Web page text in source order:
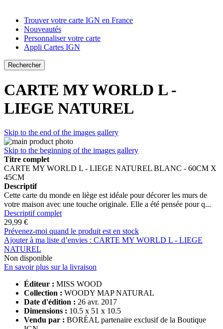
Trouver votre carte IGN en France
Nouveautés
Personnaliser votre carte
Appli Cartes IGN
Rechercher
CARTE MY WORLD L -
LIEGE NATUREL
Skip to the end of the images gallery
Skip to the beginning of the images gallery
Titre complet
CARTE MY WORLD L - LIEGE NATUREL BLANC - 60CM X
45CM
Descriptif
Cette carte du monde en liège est idéale pour décorer les murs de
votre maison avec une touche originale. Elle a été pensée pour q...
Descriptif complet
29,99 €
Prévenez-moi quand le produit est en stock
Ajouter à ma liste d’envies : CARTE MY WORLD L - LIEGE
NATUREL
Non disponible
En savoir plus sur la livraison
Éditeur : MISS WOOD
Collection : WOODY MAP NATURAL
Date d'édition : 26 avr. 2017
Dimensions : 10.5 x 51 x 10.5
Vendu par : BORÉAL partenaire exclusif de la Boutique